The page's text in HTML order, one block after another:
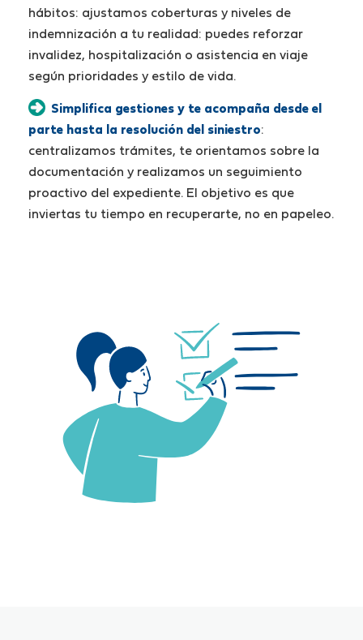
hábitos: ajustamos coberturas y niveles de
indemnización a tu realidad: puedes reforzar
invalidez, hospitalización o asistencia en viaje
según prioridades y estilo de vida.
Simplifica gestiones y te acompaña desde el
parte hasta la resolución del siniestro:
centralizamos trámites, te orientamos sobre la
documentación y realizamos un seguimiento
proactivo del expediente. El objetivo es que
inviertas tu tiempo en recuperarte, no en papeleo.